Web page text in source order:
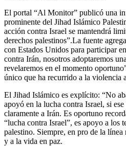
El portal “Al Monitor” publicó una
prominente del Jihad Islámico
acción contra Israel se mantendrá
derechos palestinos”.La fuente
con Estados Unidos para participar
contra Irán, nosotros adoptaremos
revelaremos en el momento
único que ha recurrido a la violencia
El Jihad Islámico es explícito: “No
apoyó en la lucha contra Israel, si
claramente a Irán. Es oportuno
“lucha contra Israel”, es apoyo a los
palestino. Siempre, en pro de la
y a la vida en paz.